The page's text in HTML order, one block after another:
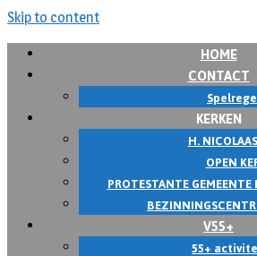
Skip to content
HOME
CONTACT
KERKEN
H.
OPEN
PROTESTANTE
V55+
55+